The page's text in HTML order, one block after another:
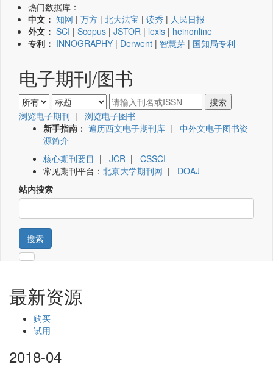
热门数据库：
中文： 知网 | 万方 | 北大法宝 | 读秀 | 人民日报
外文： SCI | Scopus | JSTOR | lexis | heinonline
专利： INNOGRAPHY | Derwent | 智慧芽 | 国知局专利
电子期刊/图书
浏览电子期刊 | 浏览电子图书
新手指南 ： 遍历西文电子期刊库 | 中外文电子图书资
源简介
核心期刊要目 | JCR | CSSCI
常见期刊平台： 北京大学期刊网 | DOAJ
站内搜索
搜索
最新资源
购买
试用
2018-04